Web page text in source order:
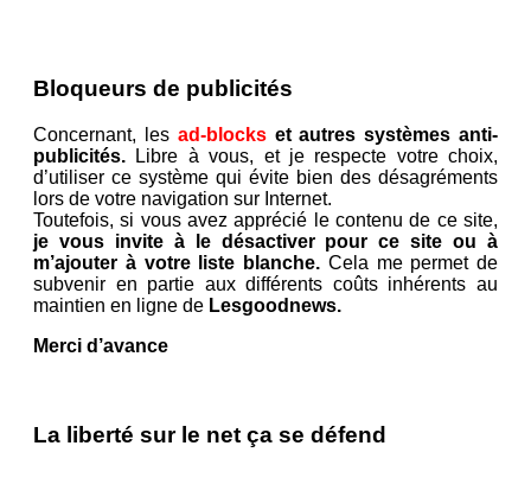
Bloqueurs de publicités
Concernant, les ad-blockset autres systèmes anti-
publicités. Libre à vous, et je respecte votre choix,
d’utiliser ce système qui évite bien des désagréments
lors de votre navigation sur Internet.
Toutefois, si vous avez apprécié le contenu de ce site,
je vous invite à le désactiver pour ce site ou à
m’ajouter à votre liste blanche. Cela me permet de
subvenir en partie aux différents coûts inhérents au
maintien en ligne de Lesgoodnews.
Merci d’avance
La liberté sur le net ça se défend